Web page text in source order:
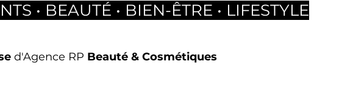
• BEAUTÉ • BIEN-ÊTRE • LIFESTYLE
d'Agence RP Beauté & Cosmétiques